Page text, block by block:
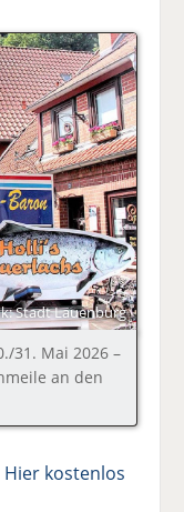
Stadt Lauenburg
31. Mai 2026 –
an den
Hier kostenlos